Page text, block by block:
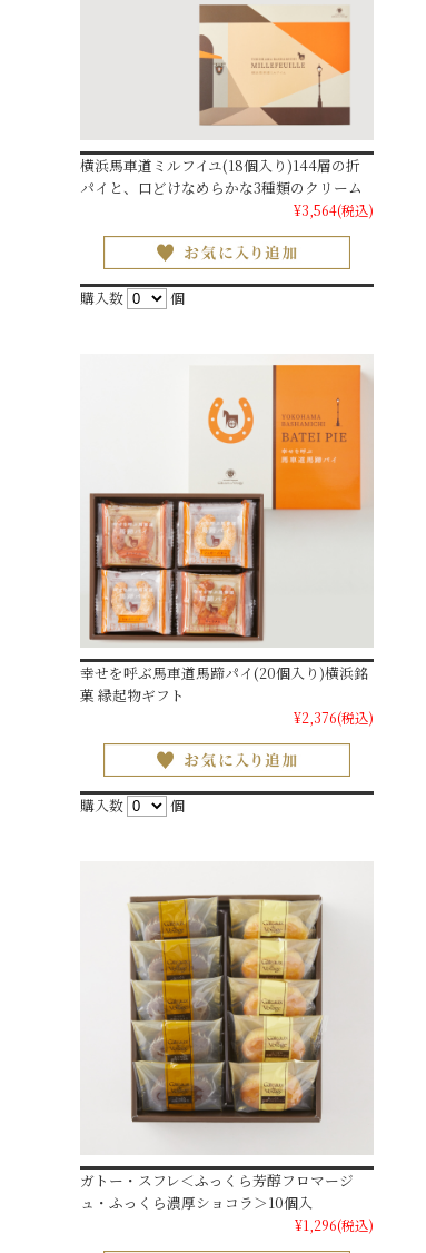
横浜馬車道ミルフイユ(18個入り)144層の折
パイと、口どけなめらかな3種類のクリーム
¥3,564(税込)
購入数 個
幸せを呼ぶ馬車道馬蹄パイ(20個入り)横浜銘
菓 縁起物ギフト
¥2,376(税込)
購入数 個
ガトー・スフレ＜ふっくら芳醇フロマージ
ュ・ふっくら濃厚ショコラ＞10個入
¥1,296(税込)